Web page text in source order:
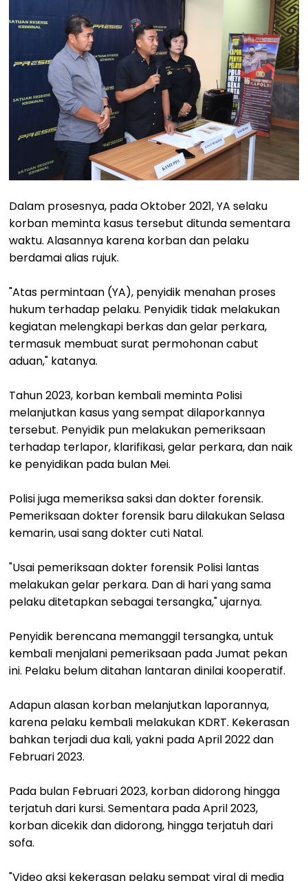
Dalam prosesnya, pada Oktober 2021, YA selaku
korban meminta kasus tersebut ditunda sementara
waktu. Alasannya karena korban dan pelaku
berdamai alias rujuk.
"Atas permintaan (YA), penyidik menahan proses
hukum terhadap pelaku. Penyidik tidak melakukan
kegiatan melengkapi berkas dan gelar perkara,
termasuk membuat surat permohonan cabut
aduan," katanya.
Tahun 2023, korban kembali meminta Polisi
melanjutkan kasus yang sempat dilaporkannya
tersebut. Penyidik pun melakukan pemeriksaan
terhadap terlapor, klarifikasi, gelar perkara, dan naik
ke penyidikan pada bulan Mei.
Polisi juga memeriksa saksi dan dokter forensik.
Pemeriksaan dokter forensik baru dilakukan Selasa
kemarin, usai sang dokter cuti Natal.
"Usai pemeriksaan dokter forensik Polisi lantas
melakukan gelar perkara. Dan di hari yang sama
pelaku ditetapkan sebagai tersangka," ujarnya.
Penyidik berencana memanggil tersangka, untuk
kembali menjalani pemeriksaan pada Jumat pekan
ini. Pelaku belum ditahan lantaran dinilai kooperatif.
Adapun alasan korban melanjutkan laporannya,
karena pelaku kembali melakukan KDRT. Kekerasan
bahkan terjadi dua kali, yakni pada April 2022 dan
Februari 2023.
Pada bulan Februari 2023, korban didorong hingga
terjatuh dari kursi. Sementara pada April 2023,
korban dicekik dan didorong, hingga terjatuh dari
sofa.
"Video aksi kekerasan pelaku sempat viral di media